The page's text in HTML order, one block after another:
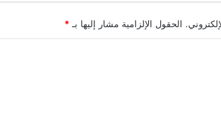
الحقول الإلزامية مشار إليها بـ*